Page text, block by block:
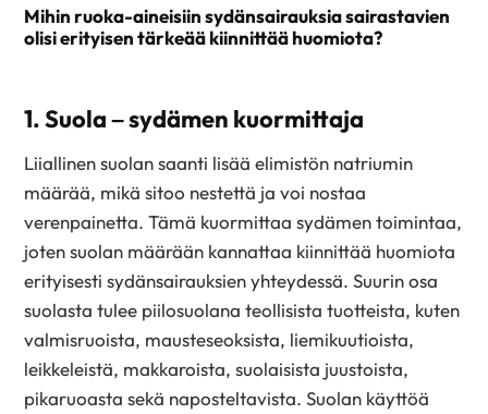
Mihin ruoka-aineisiin sydänsairauksia sairastavien
olisi erityisen tärkeää kiinnittää huomiota?
1. Suola – sydämen kuormittaja
Liiallinen suolan saanti lisää elimistön natriumin
määrää, mikä sitoo nestettä ja voi nostaa
verenpainetta. Tämä kuormittaa sydämen toimintaa,
joten suolan määrään kannattaa kiinnittää huomiota
erityisesti sydänsairauksien yhteydessä. Suurin osa
suolasta tulee piilosuolana teollisista tuotteista, kuten
valmisruoista, mausteseoksista, liemikuutioista,
leikkeleistä, makkaroista, suolaisista juustoista,
pikaruoasta sekä naposteltavista. Suolan käyttöä